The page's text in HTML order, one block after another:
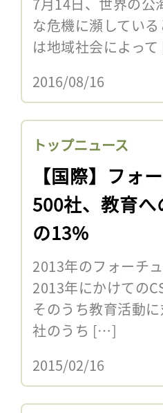
な危機に瀕してい
は地域社会によっ
2016/08/16
トップニュース
【国際】フォ
500社、教育へ
の13%
2013年のフォーチ
2013年にかけての
そのうち教育活動
社のうち […]
2015/02/16